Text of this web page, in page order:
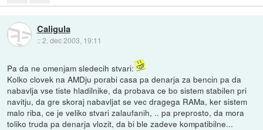
Caligula
::2. dec 2003, 19:11
Pa da ne omenjam sledecih stvari:
Kolko clovek na AMDju porabi casa pa denarja za bencin pa da
nabavlja vse tiste hladilnike, da probava ce bo sistem stabilen pri
navitju, da gre skoraj nabavljat se vec dragega RAMa, ker sistem
malo riba, ce je veliko stvari zalaufanih, .. pa preprosto, da mora
toliko truda pa denarja vlozit, da bi ble zadeve kompatibilne...